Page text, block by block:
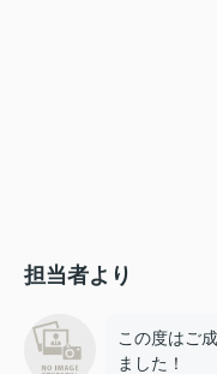
担当者より
この度はご
ました！